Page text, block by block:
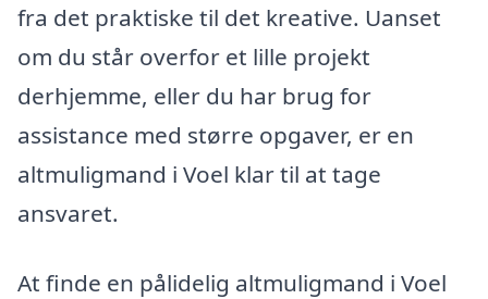
fra det praktiske til det kreative. Uanset
om du står overfor et lille projekt
derhjemme, eller du har brug for
assistance med større opgaver, er en
altmuligmand i Voel klar til at tage
ansvaret.
At finde en pålidelig altmuligmand i Voel